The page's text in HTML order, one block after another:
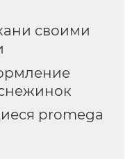
своими
promega